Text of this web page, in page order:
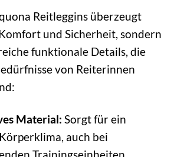
Reitleggins überzeugt
und Sicherheit, sondern
funktionale Details, die
von Reiterinnen
Material: Sorgt für ein
auch bei
Trainingseinheiten.